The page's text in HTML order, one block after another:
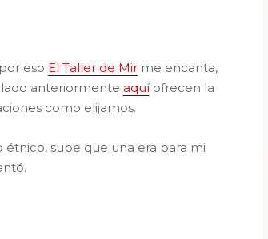
eso El Taller de Mir me encanta,
anteriormente aquíofrecen la
como elijamos.
étnico, supe que una era para mi